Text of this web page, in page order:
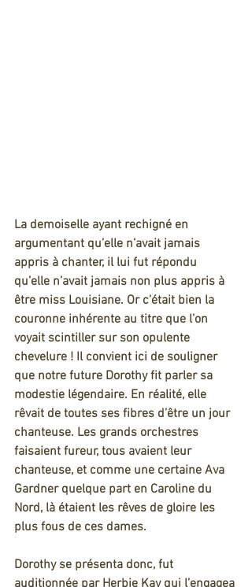
La demoiselle ayant rechigné en
argumentant qu’elle n’avait jamais
appris à chanter, il lui fut répondu
qu’elle n’avait jamais non plus appris à
être miss Louisiane. Or c’était bien la
couronne inhérente au titre que l’on
voyait scintiller sur son opulente
chevelure ! Il convient ici de souligner
que notre future Dorothy fit parler sa
modestie légendaire. En réalité, elle
rêvait de toutes ses fibres d’être un jour
chanteuse. Les grands orchestres
faisaient fureur, tous avaient leur
chanteuse, et comme une certaine Ava
Gardner quelque part en Caroline du
Nord, là étaient les rêves de gloire les
plus fous de ces dames.
Dorothy se présenta donc, fut
auditionnée par Herbie Kay qui l’engagea